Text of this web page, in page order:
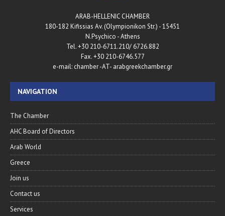
ARAB-HELLENIC CHAMBER
180-182 Kifissias Av. (Olympionikon Str.) - 15451
N.Psychico - Athens
Tel. +30 210-6711.210/ 6726.882
Fax. +30 210-6746.577
e-mail: chamber -AT- arabgreekchamber.gr
NAVIGATION
The Chamber
AHC Board of Directors
Arab World
Greece
Join us
Contact us
Services